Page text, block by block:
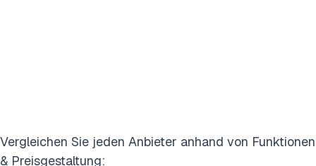
Vergleichen Sie jeden Anbieter anhand von Funktionen
& Preisgestaltung: